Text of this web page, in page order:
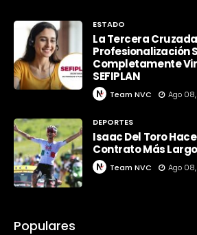
ESTADO
La Tercera
Profesionalización
Completamente
SEFIPLAN
Team NVC Ago
DEPORTES
Isaac Del Toro
Contrato Más
Team NVC Ago
Populares